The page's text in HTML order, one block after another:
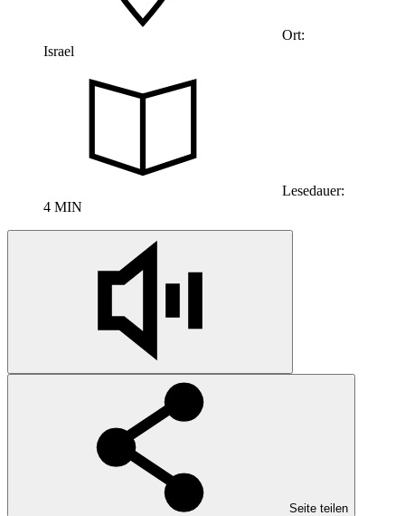
Ort:
Israel
Lesedauer:
4 MIN
Seite teilen